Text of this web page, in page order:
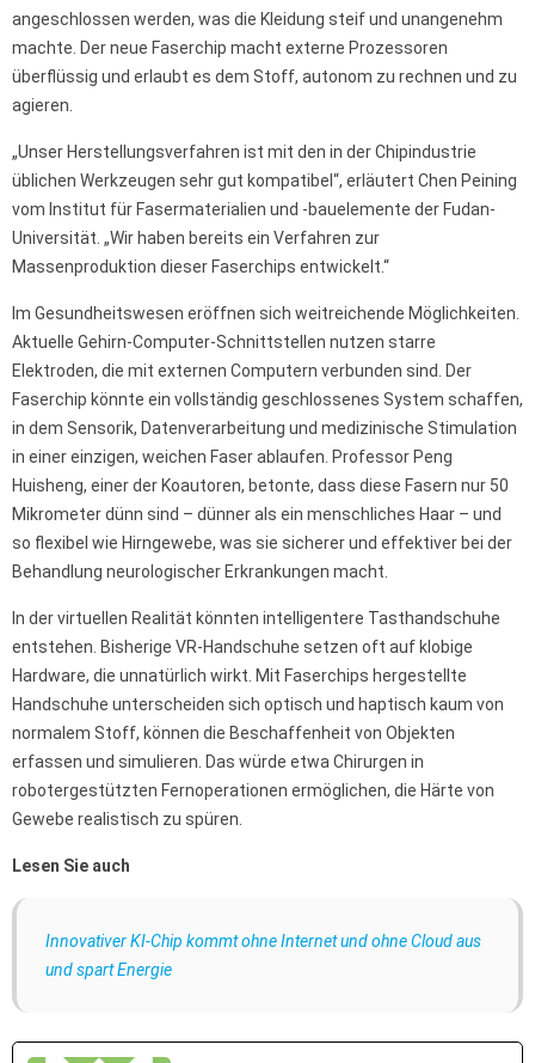
angeschlossen werden, was die Kleidung steif und unangenehm
machte. Der neue Faserchip macht externe Prozessoren
überflüssig und erlaubt es dem Stoff, autonom zu rechnen und zu
agieren.
„Unser Herstellungsverfahren ist mit den in der Chipindustrie
üblichen Werkzeugen sehr gut kompatibel“, erläutert Chen Peining
vom Institut für Fasermaterialien und -bauelemente der Fudan-
Universität. „Wir haben bereits ein Verfahren zur
Massenproduktion dieser Faserchips entwickelt.“
Im Gesundheitswesen eröffnen sich weitreichende Möglichkeiten.
Aktuelle Gehirn-Computer-Schnittstellen nutzen starre
Elektroden, die mit externen Computern verbunden sind. Der
Faserchip könnte ein vollständig geschlossenes System schaffen,
in dem Sensorik, Datenverarbeitung und medizinische Stimulation
in einer einzigen, weichen Faser ablaufen. Professor Peng
Huisheng, einer der Koautoren, betonte, dass diese Fasern nur 50
Mikrometer dünn sind – dünner als ein menschliches Haar – und
so flexibel wie Hirngewebe, was sie sicherer und effektiver bei der
Behandlung neurologischer Erkrankungen macht.
In der virtuellen Realität könnten intelligentere Tasthandschuhe
entstehen. Bisherige VR-Handschuhe setzen oft auf klobige
Hardware, die unnatürlich wirkt. Mit Faserchips hergestellte
Handschuhe unterscheiden sich optisch und haptisch kaum von
normalem Stoff, können die Beschaffenheit von Objekten
erfassen und simulieren. Das würde etwa Chirurgen in
robotergestützten Fernoperationen ermöglichen, die Härte von
Gewebe realistisch zu spüren.
Lesen Sie auch
Innovativer KI-Chip kommt ohne Internet und ohne Cloud aus
und spart Energie